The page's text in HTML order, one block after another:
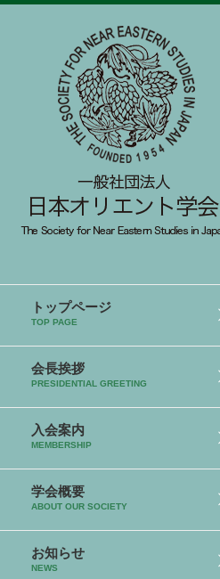
トップページ
TOP PAGE
会長挨拶
PRESIDENTIAL GREETING
入会案内
MEMBERSHIP
学会概要
ABOUT OUR SOCIETY
お知らせ
NEWS